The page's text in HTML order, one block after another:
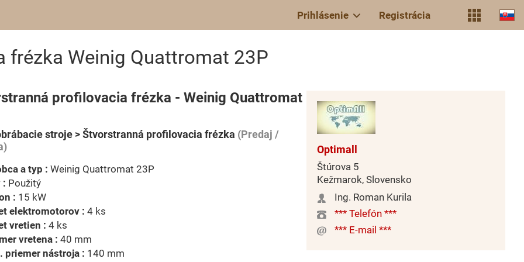
Prihlásenie Registrácia
frézka Weinig Quattromat 23P
profilovacia frézka - Weinig Quattromat
stroje > Štvorstranná profilovacia frézka (Predaj /
a typ : Weinig Quattromat 23P
: Použitý
: 15 kW
elektromotorov : 4 ks
vretien : 4 ks
vretena : 40 mm
priemer nástroja : 140 mm
Optimall
Štúrova 5
Kežmarok, Slovensko
Ing. Roman Kurila
*** Telefón ***
*** E-mail ***